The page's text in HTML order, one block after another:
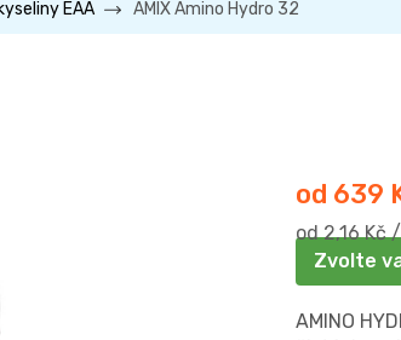
EAA AMIX Amino Hydro 32
od 639
Měrná
cena:
od 2,16 Kč
Zvolte
AMINO